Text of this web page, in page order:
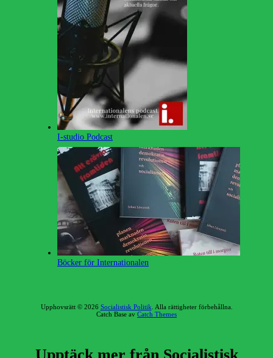
I-studio Podcast
Böcker för Internationalen
Upphovsrätt © 2026 Socialistisk Politik . Alla rättigheter förbehållna.
Catch Base av Catch Themes
Upptäck mer från Socialistisk